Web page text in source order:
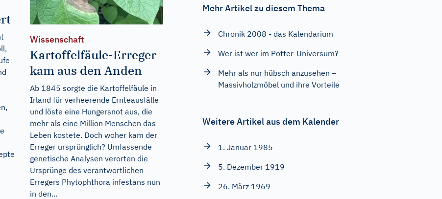
Wissenschaft
Kartoffelfäule-Erreger
kam aus den Anden
Ab 1845 sorgte die Kartoffelfäule in
Irland für verheerende Ernteausfälle
und löste eine Hungersnot aus, die
mehr als eine Million Menschen das
Leben kostete. Doch woher kam der
Erreger ursprünglich? Umfassende
genetische Analysen verorten die
Ursprünge des verantwortlichen
Erregers Phytophthora infestans nun
in den...
Mehr Artikel zu diesem Thema
Chronik 2008 - das Kalendarium
Wer ist wer im Potter-Universum?
Mehr als nur hübsch anzusehen –
Massivholzmöbel und ihre Vorteile
Weitere Artikel aus dem Kalender
1. Januar 1985
5. Dezember 1919
26. März 1969